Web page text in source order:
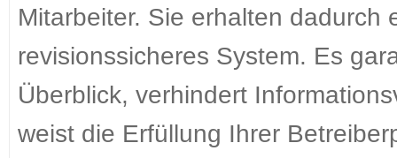
Mitarbeiter. Sie erhalten dadurch
revisionssicheres System. Es
Überblick, verhindert
weist die Erfüllung Ihrer